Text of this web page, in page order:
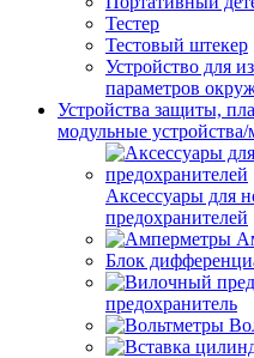
Тестер
Тестовый штекер
Устройство для
параметров
Устройства защиты,
модульные
Аксессуары для
предохранителей
Блок
предохранитель